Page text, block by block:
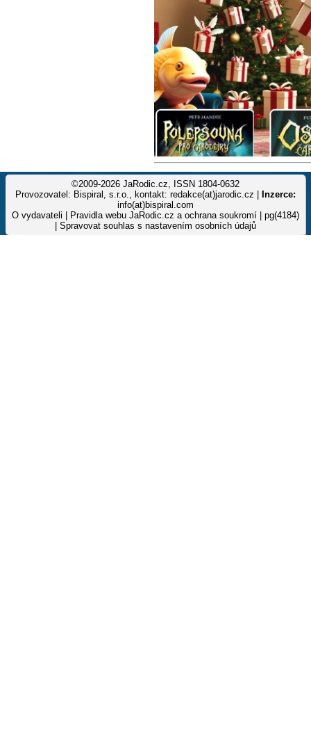
©2009-2026 JaRodic.cz, ISSN 1804-0632
Provozovatel: Bispiral, s.r.o., kontakt: redakce(at)jarodic.cz |
Inzerce:
info(at)bispiral.com
O vydavateli
Pravidla webu JaRodic.cz a ochrana soukromí | pg(4184)
Spravovat souhlas s nastavením osobních údajů